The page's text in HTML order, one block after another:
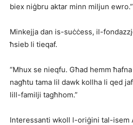
biex niġbru aktar minn miljun ewro.”
Minkejja dan is-suċċess, il-
ħsieb li tieqaf.
“Mhux se nieqfu. Għad hemm
nagħtu tama lil dawk kollha li qed
lill-familji tagħhom.”
Interessanti wkoll l-oriġini tal-isem